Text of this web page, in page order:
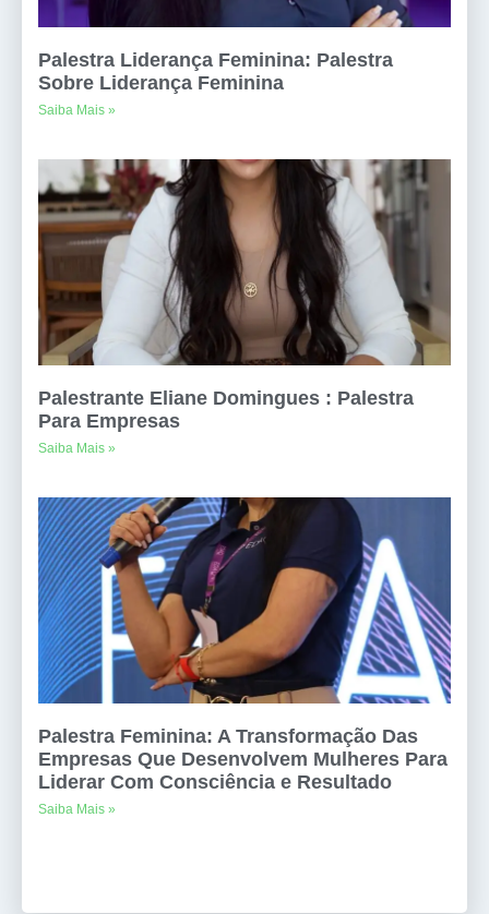
Palestra Liderança Feminina: Palestra
Sobre Liderança Feminina
Saiba Mais »
Palestrante Eliane Domingues : Palestra
Para Empresas
Saiba Mais »
Palestra Feminina: A Transformação Das
Empresas Que Desenvolvem Mulheres Para
Liderar Com Consciência e Resultado
Saiba Mais »